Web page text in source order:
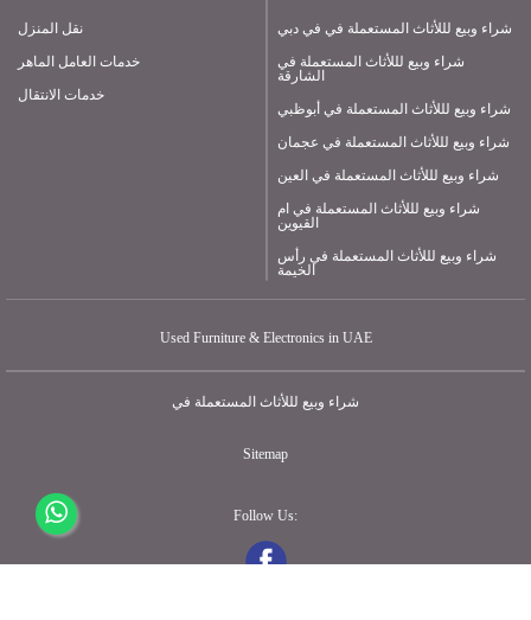
نقل المنزل
خدمات العامل الماهر
خدمات الانتقال
شراء وبيع لللأثاث المستعملة في في دبي
شراء وبيع لللأثاث المستعملة في
الشارقة
شراء وبيع لللأثاث المستعملة في أبوظبي
شراء وبيع لللأثاث المستعملة في عجمان
شراء وبيع لللأثاث المستعملة في العين
شراء وبيع لللأثاث المستعملة في ام
القيوين
شراء وبيع لللأثاث المستعملة في رأس
الخيمة
Used Furniture & Electronics in UAE
شراء وبيع لللأثاث المستعملة في
Sitemap
Follow Us: